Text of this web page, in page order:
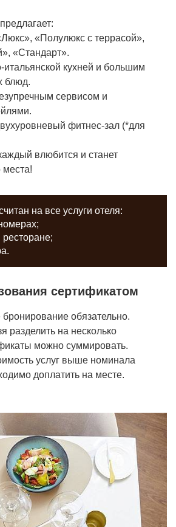
предлагает:
«Полулюкс с террасой»,
«Стандарт».
итальянской кухней и большим
блюд.
сервисом и
фитнес-зал (*для
влюбится и станет
места!
на все услуги отеля:
ресторане;
сертификатом
обязательно.
разделить на несколько
можно суммировать.
услуг выше номинала
доплатить на месте.